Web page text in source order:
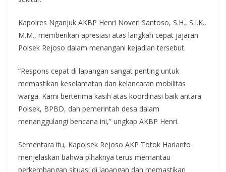
Kapolres Nganjuk AKBP Henri Noveri Santoso, S.H., S.I.K.,
M.M., memberikan apresiasi atas langkah cepat jajaran
Polsek Rejoso dalam menangani kejadian tersebut.
“Respons cepat di lapangan sangat penting untuk
memastikan keselamatan dan kelancaran mobilitas
warga. Kami berterima kasih atas koordinasi baik antara
Polsek, BPBD, dan pemerintah desa dalam
menanggulangi bencana ini,” ungkap AKBP Henri.
Sementara itu, Kapolsek Rejoso AKP Totok Harianto
menjelaskan bahwa pihaknya terus memantau
perkembangan situasi di lapangan dan memastikan